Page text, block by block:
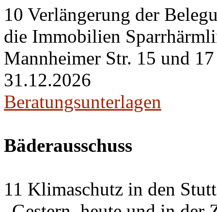
10 Verlängerung der
die Immobilien
Mannheimer Str. 15 und
31.12.2026
Beratungsunterlagen
Bäderausschuss
11 Klimaschutz in den